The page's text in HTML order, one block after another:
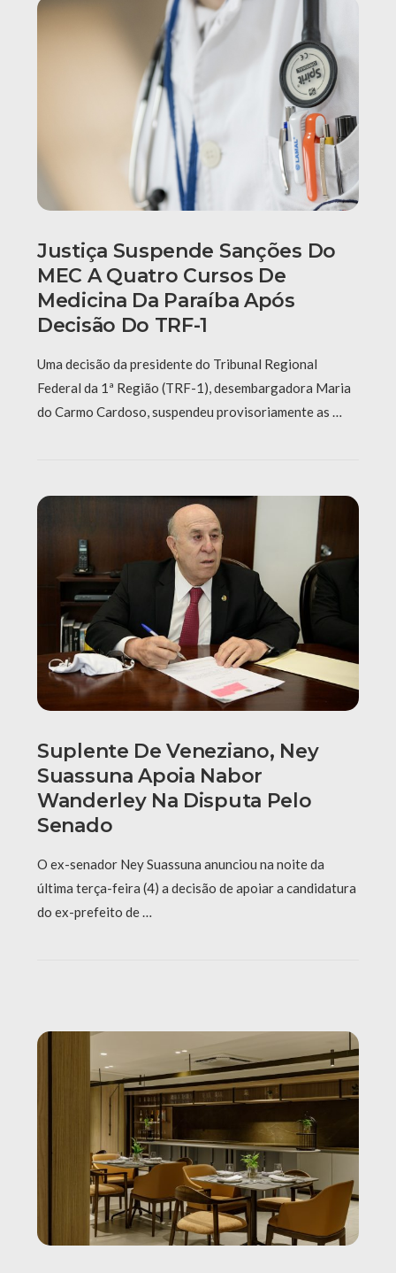
Justiça Suspende Sanções Do
MEC A Quatro Cursos De
Medicina Da Paraíba Após
Decisão Do TRF-1
Uma decisão da presidente do Tribunal Regional
Federal da 1ª Região (TRF-1), desembargadora Maria
do Carmo Cardoso, suspendeu provisoriamente as …
Suplente De Veneziano, Ney
Suassuna Apoia Nabor
Wanderley Na Disputa Pelo
Senado
O ex-senador Ney Suassuna anunciou na noite da
última terça-feira (4) a decisão de apoiar a candidatura
do ex-prefeito de …